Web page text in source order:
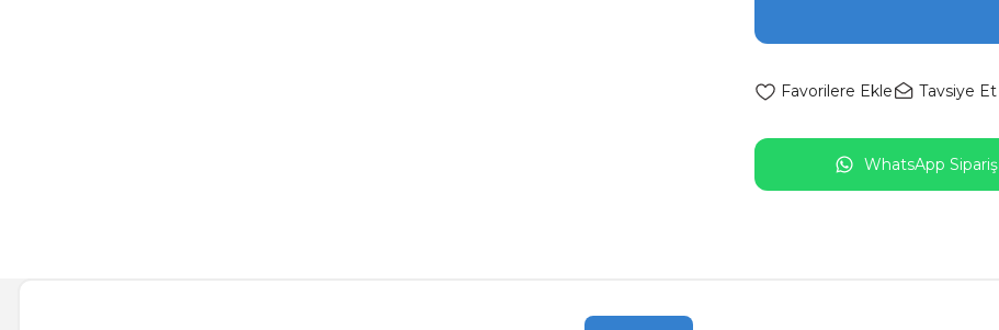
Tavsiye Et
WhatsApp Sipariş